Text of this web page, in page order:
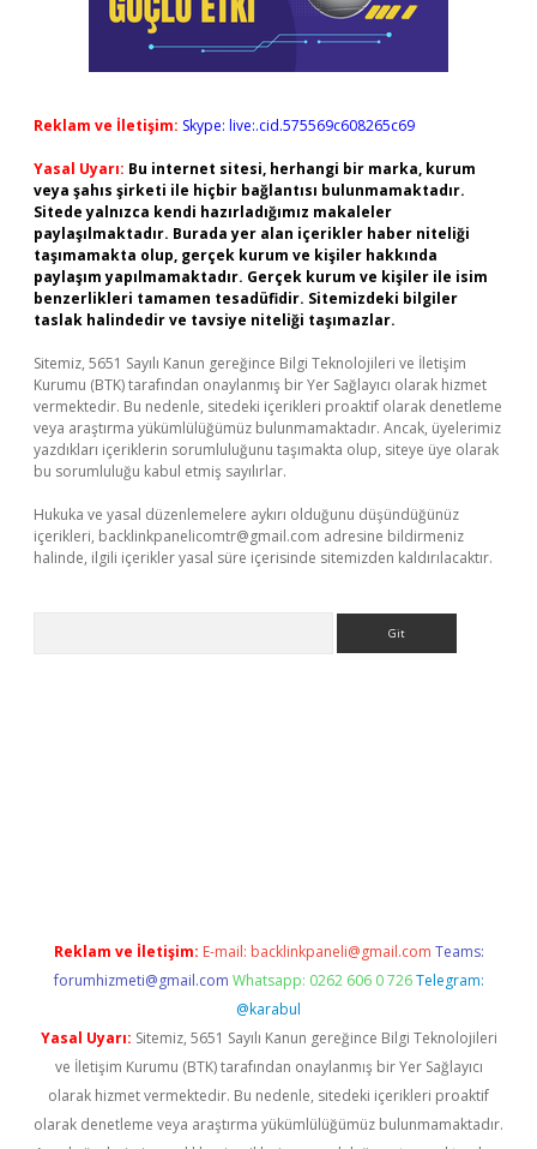
Reklam ve İletişim: Skype: live:.cid.575569c608265c69
Yasal Uyarı: Bu internet sitesi, herhangi bir marka, kurum
veya şahıs şirketi ile hiçbir bağlantısı bulunmamaktadır.
Sitede yalnızca kendi hazırladığımız makaleler
paylaşılmaktadır. Burada yer alan içerikler haber niteliği
taşımamakta olup, gerçek kurum ve kişiler hakkında
paylaşım yapılmamaktadır. Gerçek kurum ve kişiler ile isim
benzerlikleri tamamen tesadüfidir. Sitemizdeki bilgiler
taslak halindedir ve tavsiye niteliği taşımazlar.
Sitemiz, 5651 Sayılı Kanun gereğince Bilgi Teknolojileri ve İletişim
Kurumu (BTK) tarafından onaylanmış bir Yer Sağlayıcı olarak hizmet
vermektedir. Bu nedenle, sitedeki içerikleri proaktif olarak denetleme
veya araştırma yükümlülüğümüz bulunmamaktadır. Ancak, üyelerimiz
yazdıkları içeriklerin sorumluluğunu taşımakta olup, siteye üye olarak
bu sorumluluğu kabul etmiş sayılırlar.
Hukuka ve yasal düzenlemelere aykırı olduğunu düşündüğünüz
içerikleri, backlinkpanelicomtr@gmail.com adresine bildirmeniz
halinde, ilgili içerikler yasal süre içerisinde sitemizden kaldırılacaktır.
Reklam ve İletişim: E-mail: backlinkpaneli@gmail.com Teams:
forumhizmeti@gmail.com Whatsapp: 0262 606 0 726 Telegram:
@karabul
Yasal Uyarı: Sitemiz, 5651 Sayılı Kanun gereğince Bilgi Teknolojileri
ve İletişim Kurumu (BTK) tarafından onaylanmış bir Yer Sağlayıcı
olarak hizmet vermektedir. Bu nedenle, sitedeki içerikleri proaktif
olarak denetleme veya araştırma yükümlülüğümüz bulunmamaktadır.